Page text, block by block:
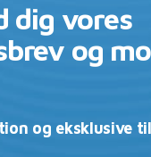
dig vores
og
og eksklusive